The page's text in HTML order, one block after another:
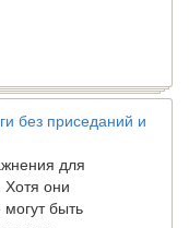
для
Хотя они
быть